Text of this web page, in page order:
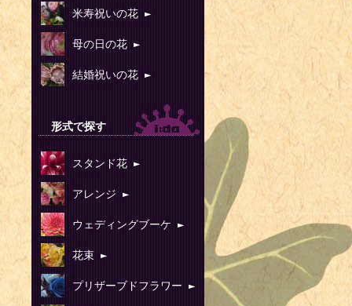
1931年 - キ
デル（+
1936年 - ア
1936年 - 原
1939年 - ヴ
ー指導者（
1944年 - ロ
1945年 - 浜
1945年 - 松
1946年 - シ
2006年）
1947年 - ハ
米寿祝いの花 ►
母の日の花 ►
結婚祝いの花 ►
形式で探す
スタンド花 ►
アレンジ ►
ウェディングブーケ ►
花束 ►
プリザーブドフラワー ►